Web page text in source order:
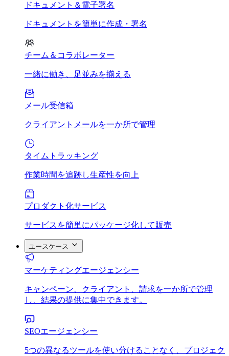
ドキュメント＆電子署名
ドキュメントを簡単に作成・署名
チーム＆コラボレーター
一緒に働き、足並みを揃える
メール受信箱
クライアントメールを一か所で管理
タイムトラッキング
作業時間を追跡し生産性を向上
プロダクト化サービス
サービスを簡単にパッケージ化して販売
ユースケース
マーケティングエージェンシー
キャンペーン、クライアント、請求を一か所で管理
し、結果の提供に集中できます。
SEOエージェンシー
5つの異なるツールを使い分けることなく、プロジェク